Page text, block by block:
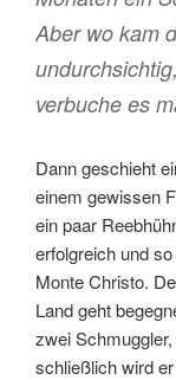
Aber wo kam
verbuche es
Dann geschieht
einem gewissen
ein paar
erfolgreich und
Monte Christo.
Land geht
zwei
schließlich wird